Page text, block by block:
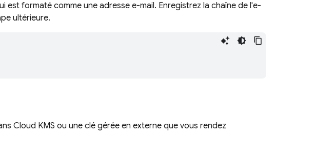
est formaté comme une adresse e-mail. Enregistrez la chaîne de l'e-
ultérieure.
Cloud KMS ou une clé gérée en externe que vous rendez